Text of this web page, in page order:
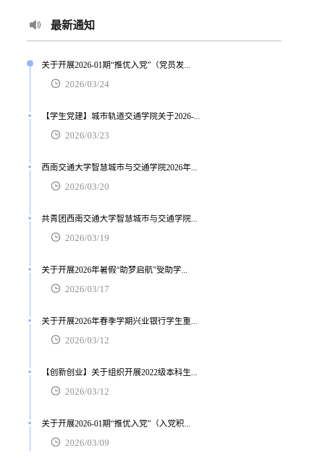
最新通知
关于开展2026-01期“推优入党”（党员发...
2026/03/24
【学生党建】城市轨道交通学院关于2026-...
2026/03/23
西南交通大学智慧城市与交通学院2026年...
2026/03/20
共青团西南交通大学智慧城市与交通学院...
2026/03/19
关于开展2026年暑假“助梦启航”受助学...
2026/03/17
关于开展2026年春季学期兴业银行学生重...
2026/03/12
【创新创业】关于组织开展2022级本科生...
2026/03/12
关于开展2026-01期“推优入党”（入党积...
2026/03/09